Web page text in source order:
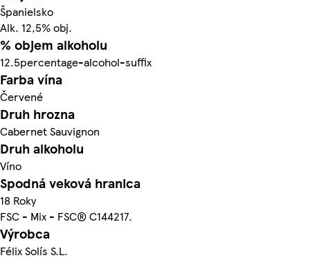
Španielsko
Alk. 12,5% obj.
% objem alkoholu
12.5percentage-alcohol-suffix
Farba vína
Červené
Druh hrozna
Cabernet Sauvignon
Druh alkoholu
Víno
Spodná veková hranica
18 Roky
FSC - Mix - FSC® C144217.
Výrobca
Félix Solís S.L.